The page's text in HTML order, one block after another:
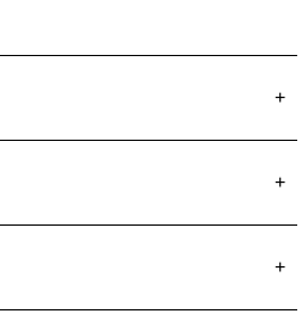
+
+
+